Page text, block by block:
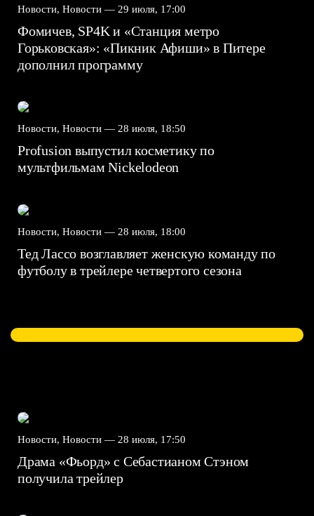
Новости, Новости — 29 июля, 17:00
Фомичев, SP4K и «Станция метро
Горьковская»: «Пикник Афиши» в Питере
дополнил программу
Новости, Новости — 28 июля, 18:50
Profusion выпустил косметику по
мультфильмам Nickelodeon
Новости, Новости — 28 июля, 18:00
Тед Лассо возглавляет женскую команду по
футболу в трейлере четвертого сезона
Новости, Новости — 28 июля, 17:50
Драма «Фьорд» с Себастианом Стэном
получила трейлер